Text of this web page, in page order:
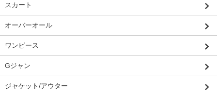
スカート
オーバーオール
ワンピース
Gジャン
ジャケット/アウター